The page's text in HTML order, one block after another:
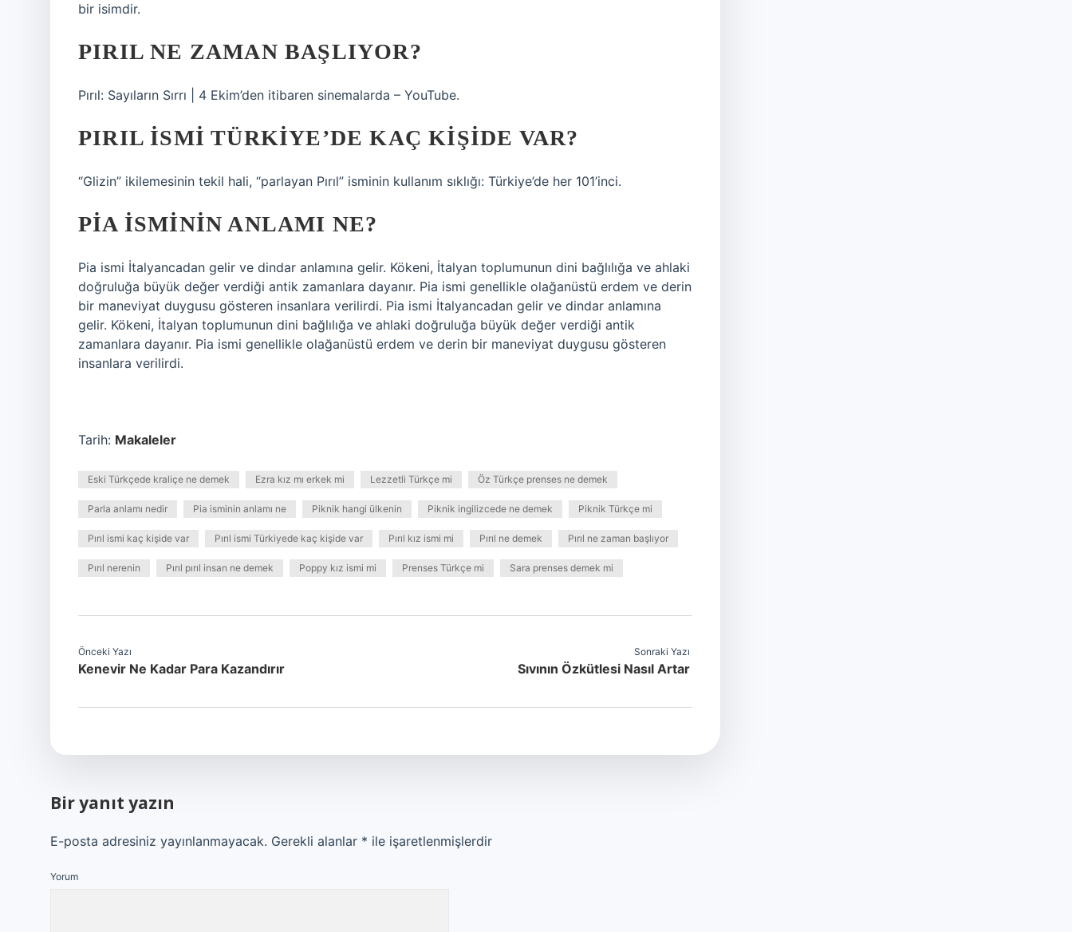
bir isimdir.
PIRIL NE ZAMAN BAŞLIYOR?
Pırıl: Sayıların Sırrı | 4 Ekim’den itibaren sinemalarda – YouTube.
PIRIL ISMI TÜRKIYE’DE KAÇ KIŞIDE VAR?
“Glizin” ikilemesinin tekil hali, “parlayan Pırıl” isminin kullanım sıklığı: Türkiye’de her 101’inci.
PIA ISMININ ANLAMI NE?
Pia ismi İtalyancadan gelir ve dindar anlamına gelir. Kökeni, İtalyan toplumunun dini bağlılığa ve ahlaki
doğruluğa büyük değer verdiği antik zamanlara dayanır. Pia ismi genellikle olağanüstü erdem ve derin
bir maneviyat duygusu gösteren insanlara verilirdi. Pia ismi İtalyancadan gelir ve dindar anlamına
gelir. Kökeni, İtalyan toplumunun dini bağlılığa ve ahlaki doğruluğa büyük değer verdiği antik
zamanlara dayanır. Pia ismi genellikle olağanüstü erdem ve derin bir maneviyat duygusu gösteren
insanlara verilirdi.
Tarih: Makaleler
Eski Türkçede kraliçe ne demek Ezra kız mı erkek mi Lezzetli Türkçe mi Öz Türkçe prenses ne demek
Parla anlamı nedir Pia isminin anlamı ne Piknik hangi ülkenin Piknik ingilizcede ne demek Piknik Türkçe mi
Pırıl ismi kaç kişide var Pırıl ismi Türkiyede kaç kişide var Pırıl kız ismi mi Pırıl ne demek Pırıl ne zaman başlıyor
Pırıl nerenin Pırıl pırıl insan ne demek Poppy kız ismi mi Prenses Türkçe mi Sara prenses demek mi
Önceki Yazı
Kenevir Ne Kadar Para Kazandırır
Sonraki Yazı
Sıvının Özkütlesi Nasıl Artar
Bir yanıt yazın
E-posta adresiniz yayınlanmayacak. Gerekli alanlar * ile işaretlenmişlerdir
Yorum